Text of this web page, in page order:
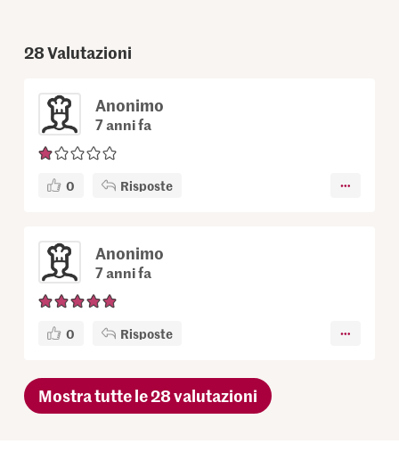
28Valutazioni
Anonimo
7 anni fa
0 Risposte
Anonimo
7 anni fa
0 Risposte
Mostra tutte le 28 valutazioni